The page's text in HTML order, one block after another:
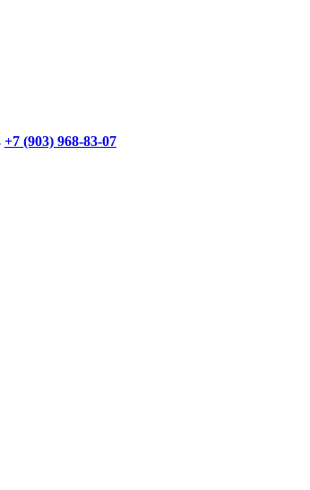
+7 (903) 968-83-07